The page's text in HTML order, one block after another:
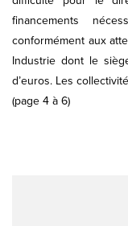
financements
conformément aux
Industrie dont le
d’euros. Les
(page 4 à 6)